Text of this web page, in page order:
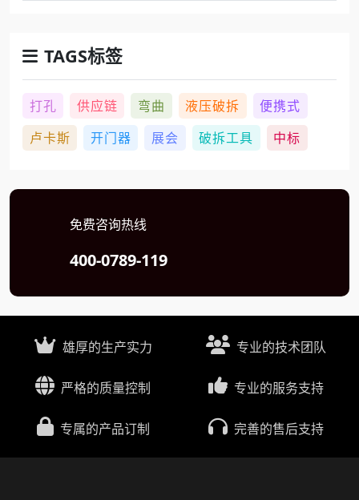
TAGS标签
打孔 供应链 弯曲 液压破拆
便携式
卢卡斯
开门器 展会 破拆工具 中标
免费咨询热线
400-0789-119
雄厚的生产实力 专业的技术团队
严格的质量控制 专业的服务支持
专属的产品订制 完善的售后支持